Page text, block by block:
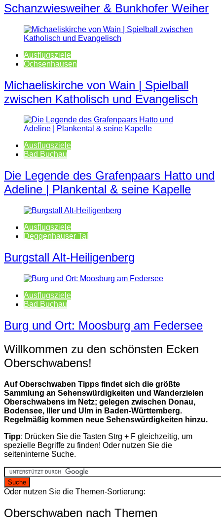
Schanzwiesweiher & Bunkhofer Weiher
Ausflugsziele
Ochsenhausen
Michaeliskirche von Wain | Spielball
zwischen Katholisch und Evangelisch
Ausflugsziele
Bad Buchau
Die Legende des Grafenpaars Hatto und
Adeline | Plankental & seine Kapelle
Ausflugsziele
Deggenhauser Tal
Burgstall Alt-Heiligenberg
Ausflugsziele
Bad Buchau
Burg und Ort: Moosburg am Federsee
Willkommen zu den schönsten Ecken
Oberschwabens!
Auf Oberschwaben Tipps findet sich die größte
Sammlung an Sehenswürdigkeiten und Wanderzielen
Oberschwabens im Netz; gelegen zwischen Donau,
Bodensee, Iller und Ulm in Baden-Württemberg.
Regelmäßig kommen neue Sehenswürdigkeiten hinzu.
Tipp: Drücken Sie die Tasten Strg + F gleichzeitig, um
spezielle Begriffe zu finden! Oder nutzen Sie die
seiteninterne Suche.
Oder nutzen Sie die Themen-Sortierung:
Oberschwaben nach Themen